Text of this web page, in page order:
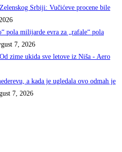
Srbiji: Vučićeve procene bile
pola milijarde evra za „rafale“ pola
7, 2026
zime ukida sve letove iz Niša - Aero
a kada je ugledala ovo odmah je
7, 2026